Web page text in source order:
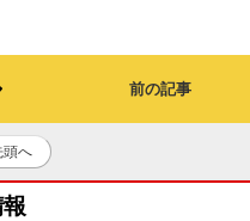
前の記事
頭へ